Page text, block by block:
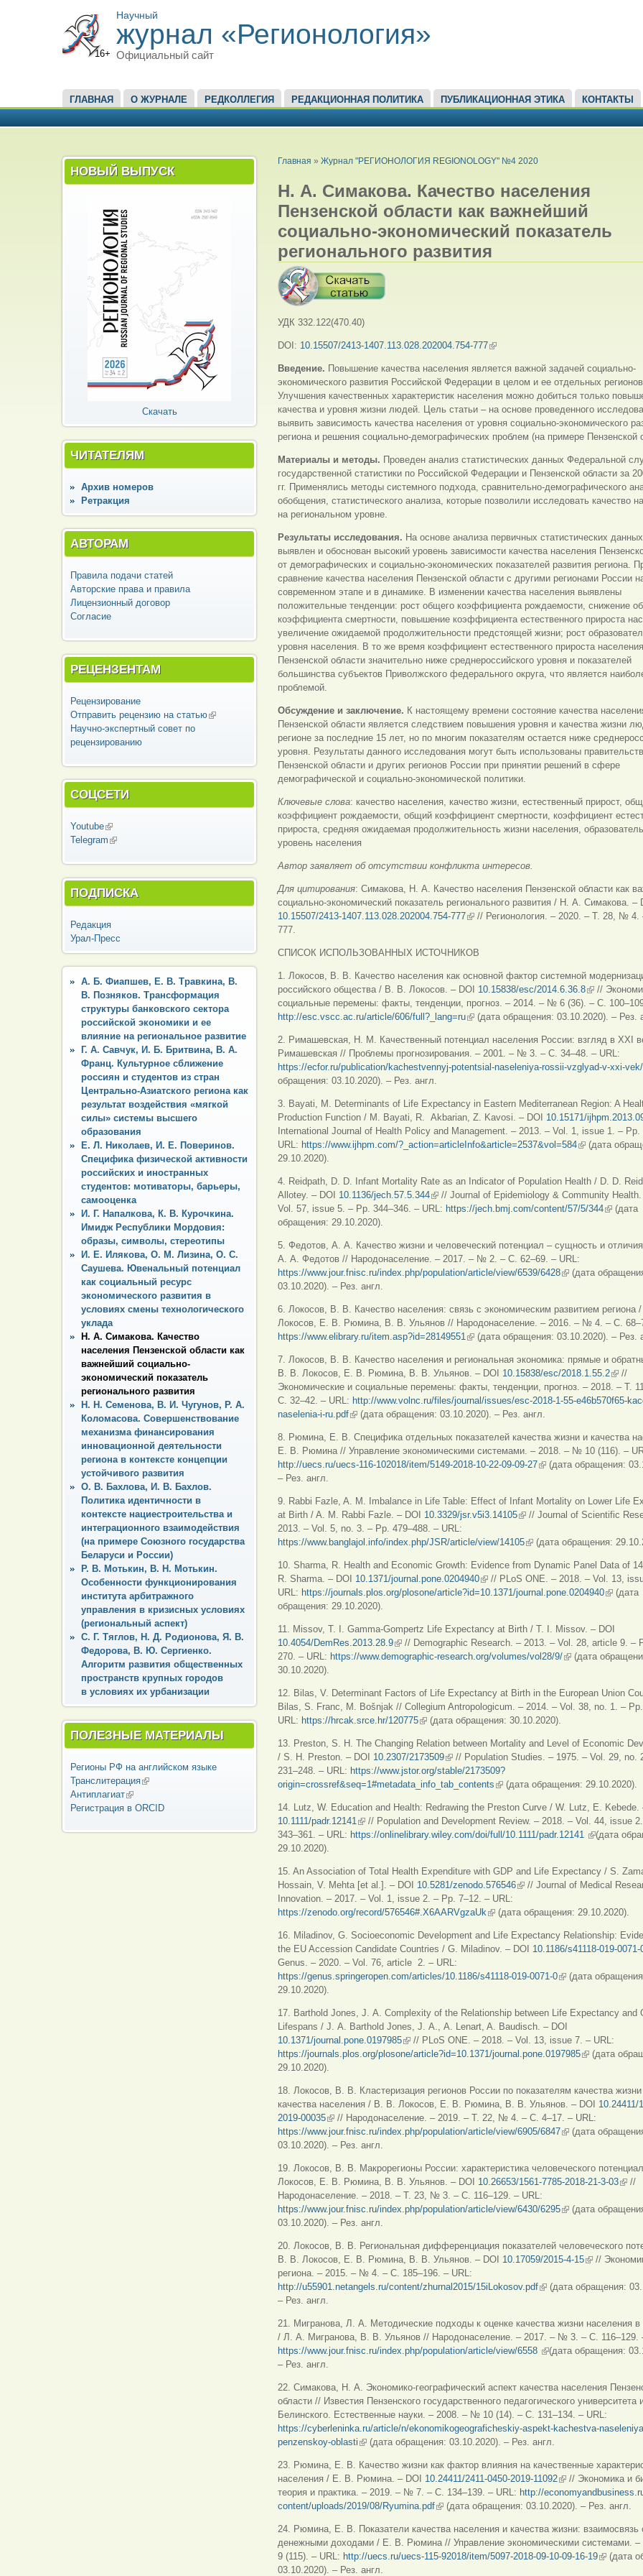
16+
Научный
журнал «Регионология»
Официальный сайт
ГЛАВНОЕ МЕНЮ
ГЛАВНАЯ О ЖУРНАЛЕ РЕДКОЛЛЕГИЯ РЕДАКЦИОННАЯ ПОЛИТИКА ПУБЛИКАЦИОННАЯ ЭТИКА КОНТАКТЫ
НОВЫЙ ВЫПУСК
Скачать
ЧИТАТЕЛЯМ
Архив номеров
Ретракция
АВТОРАМ
Правила подачи статей
Авторские права и правила
Лицензионный договор
Согласие
РЕЦЕНЗЕНТАМ
Рецензирование
Отправить рецензию на статью(внешняя
Научно-экспертный совет по
рецензированию
СОЦСЕТИ
Youtube(внешняя ссылка)
Telegram (внешняя ссылка)
ПОДПИСКА
Редакция
Урал-Пресс
А. Б. Фиапшев, Е. В. Травкина, В.
В. Позняков. Трансформация
структуры банковского сектора
российской экономики и ее
влияние на региональное развитие
Г. А. Савчук, И. Б. Бритвина, В. А.
Франц. Культурное сближение
россиян и студентов из стран
Центрально-Азиатского региона как
результат воздействия «мягкой
силы» системы высшего
образования
Е. Л. Николаев, И. Е. Поверинов.
Специфика физической активности
российских и иностранных
студентов: мотиваторы, барьеры,
самооценка
И. Г. Напалкова, К. В. Курочкина.
Имидж Республики Мордовия:
образы, символы, стереотипы
И. Е. Илякова, О. М. Лизина, О. С.
Саушева. Ювенальный потенциал
как социальный ресурс
экономического развития в
условиях смены технологического
уклада
Н. А. Симакова. Качество
населения Пензенской области как
важнейший социально-
экономический показатель
регионального развития
Н. Н. Семенова, В. И. Чугунов, Р. А.
Коломасова. Совершенствование
механизма финансирования
инновационной деятельности
региона в контексте концепции
устойчивого развития
О. В. Бахлова, И. В. Бахлов.
Политика идентичности в
контексте нациестроительства и
интеграционного взаимодействия
(на примере Союзного государства
Беларуси и России)
Р. В. Мотькин, В. Н. Мотькин.
Особенности функционирования
института арбитражного
управления в кризисных условиях
(региональный аспект)
С. Г. Тяглов, Н. Д. Родионова, Я. В.
Федорова, В. Ю. Сергиенко.
Алгоритм развития общественных
пространств крупных городов
в условиях их урбанизации
ПОЛЕЗНЫЕ МАТЕРИАЛЫ
Регионы РФ на английском языке
Транслитерация(внешняя ссылка)
Антиплагиат(внешняя ссылка)
Регистрация в ORCID
ВЫ ЗДЕСЬ
Главная » Журнал "РЕГИОНОЛОГИЯ REGIONOLOGY" №4 2020
Н. А. Симакова. Качество населения
Пензенской области как важнейший
социально-экономический показатель
регионального развития
УДК 332.122(470.40)
DOI: 10.15507/2413-1407.113.028.202004.754-777(внешняя ссылка)
Введение. Повышение качества населения является важной задачей социально-
экономического развития Российской Федерации в целом и ее отдельных
Улучшения качественных характеристик населения можно добиться только
качества и уровня жизни людей. Цель статьи – на основе проведенного
выявить зависимость качества населения от уровня социально-экономического
региона и решения социально-демографических проблем (на примере Пензенской
Материалы и методы. Проведен анализ статистических данных Федеральной
государственной статистики по Российской Федерации и Пензенской области за
гг. Применялись методы системного подхода, сравнительно-демографического
обобщения, статистического анализа, которые позволили исследовать качество
на региональном уровне.
Результаты исследования. На основе анализа первичных статистических
выявлен и обоснован высокий уровень зависимости качества населения
от демографических и социально-экономических показателей развития региона.
сравнение качества населения Пензенской области с другими регионами России
современном этапе и в динамике. В изменении качества населения выявлены
положительные тенденции: рост общего коэффициента рождаемости, снижение
коэффициента смертности, повышение коэффициента естественного прироста
увеличение ожидаемой продолжительности предстоящей жизни; рост
уровня населения. В то же время коэффициент естественного прироста населения
Пензенской области значительно ниже среднероссийского уровня и показателей
большинства субъектов Приволжского федерального округа, что является
проблемой.
Обсуждение и заключение. К настоящему времени состояние качества
Пензенской области является следствием повышения уровня и качества жизни
регионе за последние 15 лет, но по многим показателям остается ниже
уровня. Результаты данного исследования могут быть использованы
Пензенской области и других регионов России при принятии решений в сфере
демографической и социально-экономической политики.
Ключевые слова: качество населения, качество жизни, естественный прирост,
коэффициент рождаемости, общий коэффициент смертности, коэффициент
прироста, средняя ожидаемая продолжительность жизни населения,
уровень населения
Автор заявляет об отсутствии конфликта интересов.
Для цитирования: Симакова, Н. А. Качество населения Пензенской области как
социально-экономический показатель регионального развития / Н. А. Симакова. –
10.15507/2413-1407.113.028.202004.754-777(внешняя ссылка)
// Регионология. ‒2020. ‒Т. 28, № 4.
777.
СПИСОК ИСПОЛЬЗОВАННЫХ ИСТОЧНИКОВ
1. Локосов, В. В. Качество населения как основной фактор системной
российского общества / В. В. Локосов. – DOI 10.15838/esc/2014.6.36.8(внешняя
//
социальные перемены: факты, тенденции, прогноз. – 2014. – № 6 (36). – С.
http://esc.vscc.ac.ru/article/606/full?_lang=ru(внешняя ссылка)
(дата обращения: 03.10.2020). – Рез.
2. Римашевская, Н. М. Качественный потенциал населения России: взгляд в XXI
Римашевская // Проблемы прогнозирования. – 2001. – № 3. – С. 34–48. ‒URL:
https://ecfor.ru/publication/kachestvennyj-potentsial-naseleniya-rossii-vzglyad-v-xxi-vek/
обращения: 03.10.2020). – Рез. англ.
3. Bayati, M. Determinants of Life Expectancy in Eastern Mediterranean Region: A
Production Function / M. Bayati, R. Akbarian, Z. Kavosi. – DOI 10.15171/
International Journal of Health Policy and Management. – 2013. – Vol. 1, issue 1. – Pp.
URL: https://www.ijhpm.com/?_action=articleInfo&article=2537&vol=584(внешняя
(дата
29.10.2020).
4. Reidpath, D. D. Infant Mortality Rate as an Indicator of Population Health / D. D.
Allotey. – DOI 10.1136/jech.57.5.344(внешняя ссылка)
// Journal of Epidemiology & Community
Vol. 57, issue 5. – Pp. 344–346. – URL: https://jech.bmj.com/content/57/5/344
(дата
обращения: 29.10.2020).
5. Федотов, А. А. Качество жизни и человеческий потенциал – сущность и
А. А. Федотов // Народонаселение. – 2017. – № 2. – С. 62–69. – URL:
https://www.jour.fnisc.ru/index.php/population/article/view/6539/6428(внешняя ссылка)
(дата
03.10.2020). – Рез. англ.
6. Локосов, В. В. Качество населения: связь с экономическим развитием региона
Локосов, Е. В. Рюмина, В. В. Ульянов // Народонаселение. – 2016. – № 4. – С.
https://www.elibrary.ru/item.asp?id=28149551(внешняя ссылка)
(дата обращения: 03.10.2020). – Рез.
7. Локосов, В. В. Качество населения и региональная экономика: прямые и
В. В. Локосов, Е. В. Рюмина, В. В. Ульянов. – DOI 10.15838/esc/2018.1.55.2
//
Экономические и социальные перемены: факты, тенденции, прогноз. – 2018. – Т.
С. 32–42. – URL: http://www.volnc.ru/files/journal/issues/esc-2018-1-55-e46b570f65-
naselenia-i-ru.pdf(внешняя ссылка)
(дата обращения: 03.10.2020). – Рез. англ.
8. Рюмина, Е. В. Специфика отдельных показателей качества жизни и качества
Е. В. Рюмина // Управление экономическими системами. – 2018. – № 10 (116). –
http://uecs.ru/uecs-116-102018/item/5149-2018-10-22-09-09-27(внешняя ссылка)
(дата обращения:
– Рез. англ.
9. Rabbi Fazle, A. M. Imbalance in Life Table: Effect of Infant Mortality on Lower Life
at Birth / A. M. Rabbi Fazle. – DOI 10.3329/jsr.v5i3.14105(внешняя ссылка)
// Journal of Scientific
2013. – Vol. 5, no. 3. – Pp. 479–488. – URL:
https://www.banglajol.info/index.php/JSR/article/view/14105(внешняя ссылка)
(дата обращения:
10. Sharma, R. Health and Economic Growth: Evidence from Dynamic Panel Data of
R. Sharma. – DOI 10.1371/journal.pone.0204940(внешняя ссылка)
// PLoS ONE. – 2018. – Vol. 13,
URL: https://journals.plos.org/plosone/article?id=10.1371/journal.pone.0204940
(дата
обращения: 29.10.2020).
11. Missov, T. I. Gamma-Gompertz Life Expectancy at Birth / T. I. Missov. – DOI
10.4054/DemRes.2013.28.9(внешняя ссылка)
// Demographic Research. – 2013. – Vol. 28, article 9. –
270. – URL: https://www.demographic-research.org/volumes/vol28/9/(внешняя ссылка)
(дата
30.10.2020).
12. Bilas, V. Determinant Factors of Life Expectancy at Birth in the European Union
Bilas, S. Franc, M. Bošnjak // Collegium Antropologicum. – 2014. – Vol. 38, no. 1. –
URL: https://hrcak.srce.hr/120775(внешняя ссылка)
(дата обращения: 30.10.2020).
13. Preston, S. H. The Changing Relation between Mortality and Level of Economic
/ S. H. Preston. – DOI 10.2307/2173509(внешняя ссылка)
// Population Studies. – 1975. – Vol. 29, no.
231–248. – URL: https://www.jstor.org/stable/2173509?
origin=crossref&seq=1#metadata_info_tab_contents (внешняя ссылка)
(дата обращения: 29.10.2020).
14. Lutz, W. Education and Health: Redrawing the Preston Curve / W. Lutz, E. Kebede.
10.1111/padr.12141(внешняя ссылка)
// Population and Development Review. – 2018. – Vol. 44, issue
343–361. – URL: https://onlinelibrary.wiley.com/doi/full/10.1111/padr.12141 (внешняя
(дата
29.10.2020).
15. An Association of Total Health Expenditure with GDP and Life Expectancy / S.
Hossain, V. Mehta [et al.]. ‒DOI 10.5281/zenodo.576546(внешняя ссылка)
// Journal of Medical
Innovation. – 2017. – Vol. 1, issue 2. – Pp. 7–12. – URL:
https://zenodo.org/record/576546#.X6AARVgzaUk(внешняя ссылка)
(дата обращения: 29.10.2020).
16. Miladinov, G. Socioeconomic Development and Life Expectancy Relationship:
the EU Accession Candidate Countries / G. Miladinov. – DOI 10.1186/s41118-019-0071-
Genus. –2020. – Vol. 76, article 2. –URL:
https://genus.springeropen.com/articles/10.1186/s41118-019-0071-0(внешняя ссылка)
(дата
29.10.2020).
17. Barthold Jones, J. А. Complexity of the Relationship between Life Expectancy and
Lifespans / J. А. Barthold Jones, J. А., A. Lenart, A. Baudisch. – DOI
10.1371/journal.pone.0197985(внешняя ссылка)
// PLoS ONE. – 2018. – Vol. 13, issue 7. – URL:
https://journals.plos.org/plosone/article?id=10.1371/journal.pone.0197985(внешняя
(дата
29.10.2020).
18. Локосов, В. В. Кластеризация регионов России по показателям качества
качества населения / В. В. Локосов, Е. В. Рюмина, В. В. Ульянов. – DOI 10.24411/
2019-00035(внешняя ссылка)
// Народонаселение. – 2019. – Т. 22, № 4. – С. 4–17. – URL:
https://www.jour.fnisc.ru/index.php/population/article/view/6905/6847(внешняя ссылка)
(дата
03.10.2020). – Рез. англ.
19. Локосов, В. В. Макрорегионы России: характеристика человеческого
Локосов, Е. В. Рюмина, В. В. Ульянов. – DOI 10.26653/1561-7785-2018-21-3-03
//
Народонаселение. – 2018. – Т. 23, № 3. – С. 116–129. – URL:
https://www.jour.fnisc.ru/index.php/population/article/view/6430/6295(внешняя ссылка)
(дата
03.10.2020). – Рез. англ.
20. Локосов, В. В. Региональная дифференциация показателей человеческого
В. В. Локосов, Е. В. Рюмина, В. В. Ульянов. – DOI 10.17059/2015-4-15(внешняя
//
региона. – 2015. – № 4. – С. 185–196. – URL:
http://u55901.netangels.ru/content/zhurnal2015/15iLokosov.pdf(внешняя ссылка)
(дата обращения:
– Рез. англ.
21. Мигранова, Л. А. Методические подходы к оценке качества жизни населения в
/ Л. А. Мигранова, В. В. Ульянов // Народонаселение. – 2017. – № 3. – С. 116–129.
https://www.jour.fnisc.ru/index.php/population/article/view/6558 (внешняя ссылка)
(дата обращения:
– Рез. англ.
22. Симакова, Н. А. Экономико-географический аспект качества населения
области // Известия Пензенского государственного педагогического университета
Белинского. Естественные науки. – 2008. – № 10 (14). – С. 131–134. – URL:
https://cyberleninka.ru/article/n/ekonomikogeograficheskiy-aspekt-kachestva-
penzenskoy-oblasti (внешняя ссылка)
(дата обращения: 03.10.2020). – Рез. англ.
23. Рюмина, Е. В. Качество жизни как фактор влияния на качественные
населения / Е. В. Рюмина. – DOI 10.24411/2411-0450-2019-11092(внешняя ссылка)
// Экономика и
теория и практика. – 2019. – № 7. – С. 134–139. – URL: http://
content/uploads/2019/08/Ryumina.pdf(внешняя ссылка)
(дата обращения: 03.10.2020). – Рез. англ.
24. Рюмина, Е. В. Показатели качества населения и качества жизни: взаимосвязь
денежными доходами / Е. В. Рюмина // Управление экономическими системами.
9 (115). – URL: http://uecs.ru/uecs-115-92018/item/5097-2018-09-10-09-16-19(внешняя
(дата
03.10.2020). – Рез. англ.